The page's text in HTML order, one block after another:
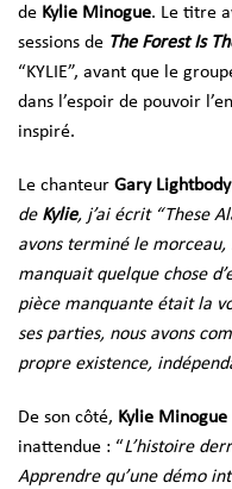
de Kylie Minogue. Le titre
sessions de The Forest Is
“KYLIE”, avant que le
dans l’espoir de pouvoir
inspiré.
Le chanteur Gary Lightbody
de Kylie, j’ai écrit “These
avons terminé le morceau,
manquait quelque chose
pièce manquante était la
ses parties, nous avons
propre existence,
De son côté, Kylie Minogue
inattendue : “L’histoire
Apprendre qu’une démo